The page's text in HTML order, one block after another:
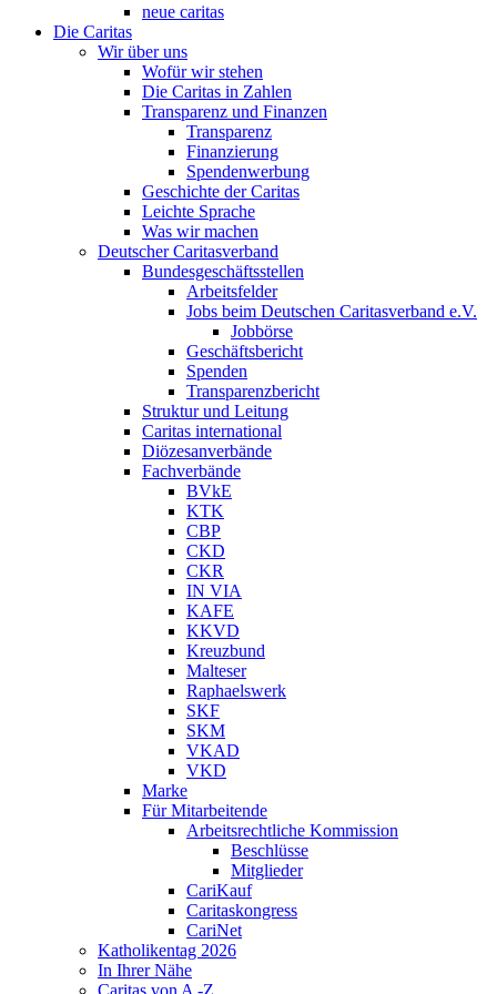
neue caritas
Die Caritas
Wir über uns
Wofür wir stehen
Die Caritas in Zahlen
Transparenz und Finanzen
Transparenz
Finanzierung
Spendenwerbung
Geschichte der Caritas
Leichte Sprache
Was wir machen
Deutscher Caritasverband
Bundesgeschäftsstellen
Arbeitsfelder
Jobs beim Deutschen Caritasverband e.V.
Jobbörse
Geschäftsbericht
Spenden
Transparenzbericht
Struktur und Leitung
Caritas international
Diözesanverbände
Fachverbände
BVkE
KTK
CBP
CKD
CKR
IN VIA
KAFE
KKVD
Kreuzbund
Malteser
Raphaelswerk
SKF
SKM
VKAD
VKD
Marke
Für Mitarbeitende
Arbeitsrechtliche Kommission
Beschlüsse
Mitglieder
CariKauf
Caritaskongress
CariNet
Katholikentag 2026
In Ihrer Nähe